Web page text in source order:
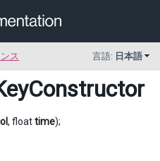
ス 言語: 日本語
, floattime);